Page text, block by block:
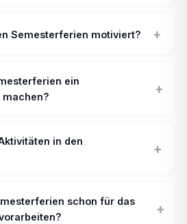
Semesterferien motiviert? +
ein
+
in den
+
schon für das
+